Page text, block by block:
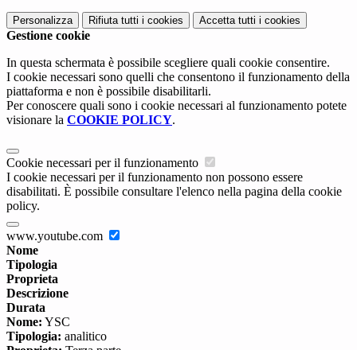
Personalizza Rifiuta tutti i cookies Accetta tutti i cookies
Gestione cookie
In questa schermata è possibile scegliere quali cookie consentire.
I cookie necessari sono quelli che consentono il funzionamento della
piattaforma e non è possibile disabilitarli.
Per conoscere quali sono i cookie necessari al funzionamento potete
visionare la COOKIE POLICY.
Cookie necessari per il funzionamento
I cookie necessari per il funzionamento non possono essere
disabilitati. È possibile consultare l'elenco nella pagina della cookie
policy.
www.youtube.com
Nome
Tipologia
Proprieta
Descrizione
Durata
Nome: YSC
Tipologia: analitico